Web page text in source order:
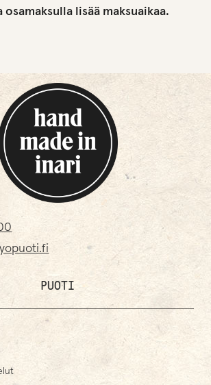
osamaksulla lisää maksuaikaa.
PUOTI